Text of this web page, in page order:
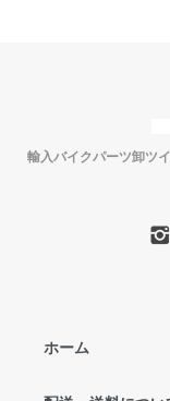
輸入バイクパーツ卸ツ
ホーム